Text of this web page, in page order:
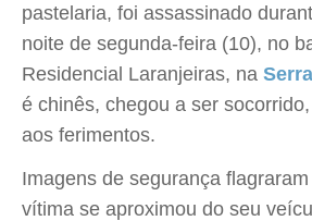
pastelaria, foi assassinado
noite de segunda-feira (10), no
Residencial Laranjeiras, na Serra
é chinês, chegou a ser
aos ferimentos.
Imagens de segurança
vítima se aproximou do seu